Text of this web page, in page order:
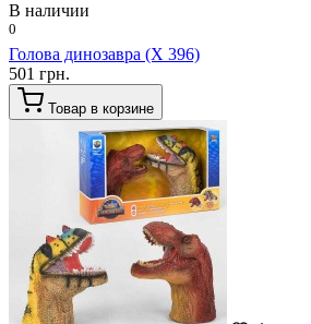
В наличии
0
Голова динозавра (X 396)
501 грн.
Товар в корзине